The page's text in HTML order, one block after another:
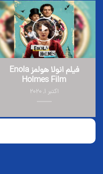
فیلم انولا هولمز Enola
Holmes Film
اکتبر 1, 2020